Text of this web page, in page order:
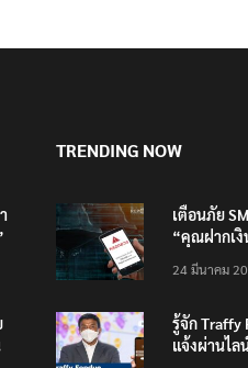
TRENDING NOW
เตือนภัย
“คุณฝากเงิ
200,000 บ
24 มีนาคม
รู้จัก Traffy
แจ้งผ่านไล